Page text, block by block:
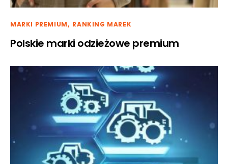
MARKI PREMIUM RANKING MAREK
Polskie marki odzieżowe premium